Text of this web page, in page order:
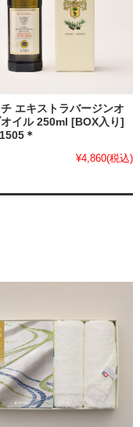
エキストラバージンオ
オイル 250ml [BOX入り]
＊
¥4,860(税込)